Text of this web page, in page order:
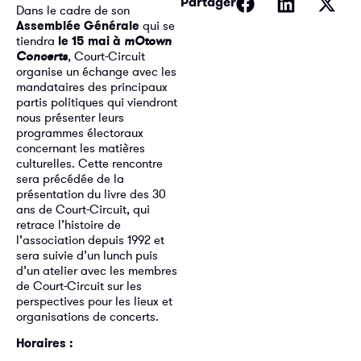
Dans le cadre de son
Assemblée Générale qui se
tiendra le 15 mai à mOtown
Concerts, Court-Circuit
organise un échange avec les
mandataires des principaux
partis politiques qui viendront
nous présenter leurs
programmes électoraux
concernant les matières
culturelles. Cette rencontre
sera précédée de la
présentation du livre des 30
ans de Court-Circuit, qui
retrace l’histoire de
l’association depuis 1992 et
sera suivie d’un lunch puis
d’un atelier avec les membres
de Court-Circuit sur les
perspectives pour les lieux et
organisations de concerts.
Horaires :